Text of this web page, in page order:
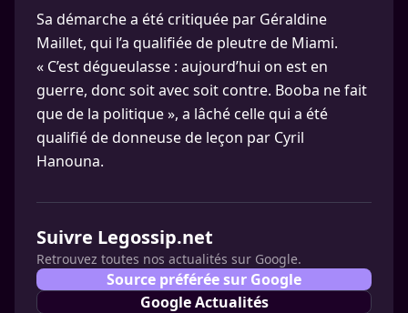
Sa démarche a été critiquée par Géraldine
Maillet, qui l’a qualifiée de pleutre de Miami.
« C’est dégueulasse : aujourd’hui on est en
guerre, donc soit avec soit contre. Booba ne fait
que de la politique », a lâché celle qui a été
qualifié de donneuse de leçon par Cyril
Hanouna.
Suivre Legossip.net
Retrouvez toutes nos actualités sur Google.
Source préférée sur Google
Google Actualités